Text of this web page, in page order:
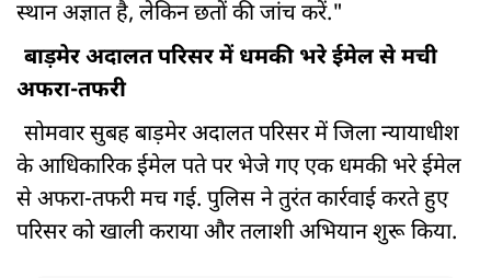
स्थान अज्ञात है, लेकिन छतों की जांच करें."
बाड़मेर अदालत परिसर में धमकी भरे ईमेल से मची
अफरा-तफरी
सोमवार सुबह बाड़मेर अदालत परिसर में जिला न्यायाधीश
के आधिकारिक ईमेल पते पर भेजे गए एक धमकी भरे ईमेल
से अफरा-तफरी मच गई. पुलिस ने तुरंत कार्रवाई करते हुए
परिसर को खाली कराया और तलाशी अभियान शुरू किया.